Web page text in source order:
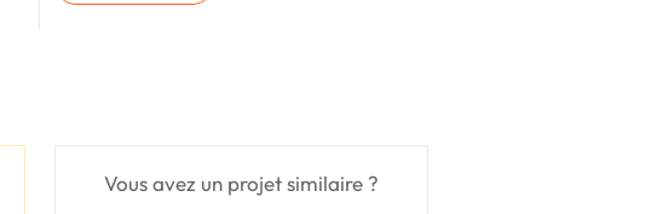
Vous avez un projet similaire ?